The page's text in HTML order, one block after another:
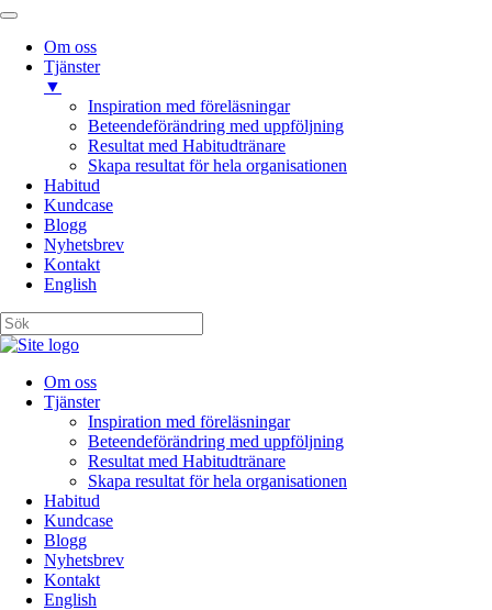
Om oss
Tjänster
▼
Inspiration med föreläsningar
Beteendeförändring med uppföljning
Resultat med Habitudtränare
Skapa resultat för hela organisationen
Habitud
Kundcase
Blogg
Nyhetsbrev
Kontakt
English
Om oss
Tjänster
Inspiration med föreläsningar
Beteendeförändring med uppföljning
Resultat med Habitudtränare
Skapa resultat för hela organisationen
Habitud
Kundcase
Blogg
Nyhetsbrev
Kontakt
English